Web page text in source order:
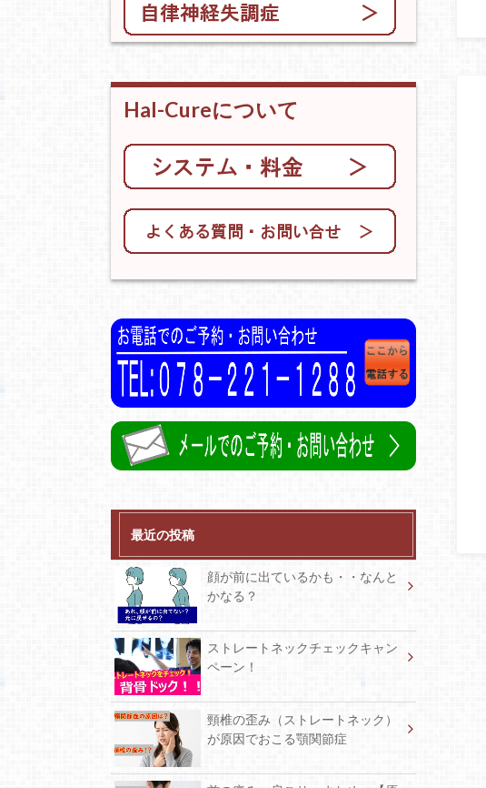
Hal-Cureについて
最近の投稿
顔が前に出ているかも・・なんと
かなる？
ストレートネックチェックキャン
ペーン！
頸椎の歪み（ストレートネック）
が原因でおこる顎関節症